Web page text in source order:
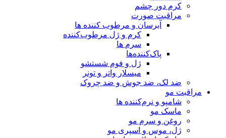
کرم دور چشم
مراقبت صورت
آبرسان و مرطوب کننده ها
کرم و ژل مرطوب‌کننده
سرم ها
پاک‌کننده‌ها
ژل و فوم شستشو
میسلار واتر و تونر
ضد لک، ضد جوش و ضد چروک
مراقبت مو
شامپو و نرم‌کننده ها
ماسک مو
روغن و سرم مو
ژل، موس و اسپری مو